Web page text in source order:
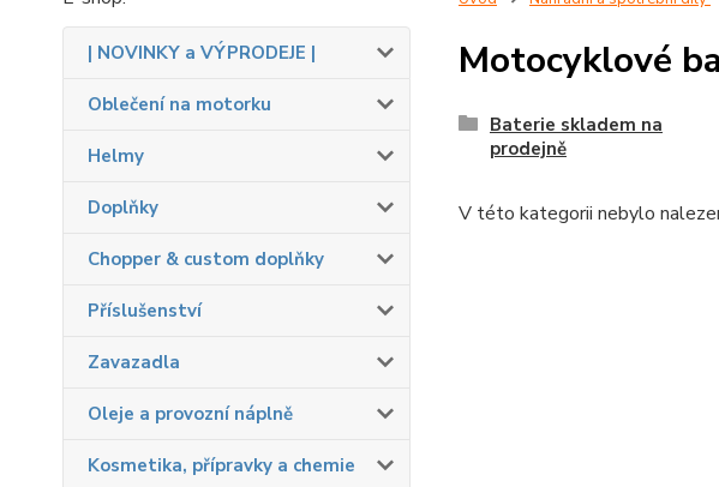
| NOVINKY a VÝPRODEJE |
Oblečení na motorku
Helmy
Doplňky
Chopper & custom doplňky
Příslušenství
Zavazadla
Oleje a provozní náplně
Kosmetika, přípravky a chemie
Motocyklové
Baterie skladem na
prodejně
V této kategorii nebylo